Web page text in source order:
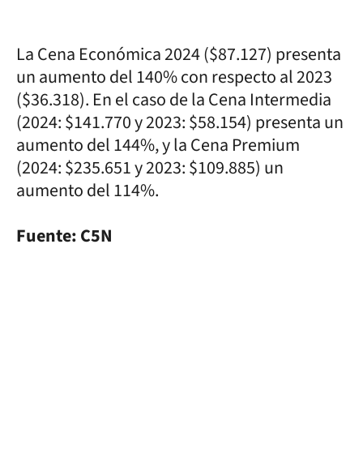
La Cena Económica 2024 ($87.127) presenta
un aumento del 140% con respecto al 2023
($36.318). En el caso de la Cena Intermedia
(2024: $141.770 y 2023: $58.154) presenta un
aumento del 144%, y la Cena Premium
(2024: $235.651 y 2023: $109.885) un
aumento del 114%.
Fuente: C5N